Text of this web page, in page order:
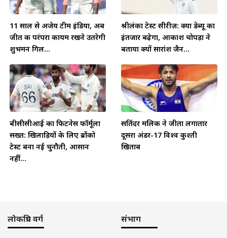
11 साल से अजेय टीम इंडिया, अब
जीत की परंपरा कायम रखने उतरेगी
शुभमन गिल...
श्रीलंका टेस्ट सीरीज़: क्या डेब्यू का
इंतजार बढ़ेगा, आकाश चोपड़ा ने
बताया क्यों सारांश जैन...
बीसीसीआई का फिटनेस फॉर्मूला
सख्त: खिलाड़ियों के लिए ब्रोंको
टेस्ट बना नई चुनौती, आसान
नहीं...
सतिंदर मलिक ने जीता लगातार
दूसरा अंडर-17 विश्व कुश्ती
खिताब
लोकप्रिय वर्ग संभाग